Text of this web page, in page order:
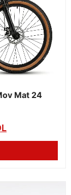
Mat 24